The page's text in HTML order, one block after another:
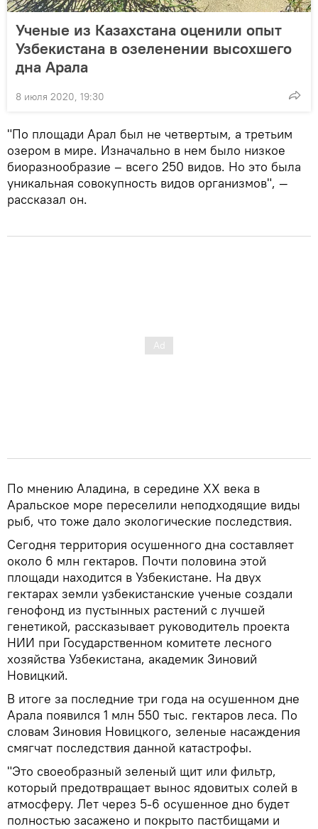
Ученые из Казахстана оценили опыт
Узбекистана в озеленении высохшего
дна Арала
8 июля 2020, 19:30
"По площади Арал был не четвертым, а третьим
озером в мире. Изначально в нем было низкое
биоразнообразие – всего 250 видов. Но это была
уникальная совокупность видов организмов", —
рассказал он.
По мнению Аладина, в середине ХХ века в
Аральское море переселили неподходящие виды
рыб, что тоже дало экологические последствия.
Сегодня территория осушенного дна составляет
около 6 млн гектаров. Почти половина этой
площади находится в Узбекистане. На двух
гектарах земли узбекистанские ученые создали
генофонд из пустынных растений с лучшей
генетикой, рассказывает руководитель проекта
НИИ при Государственном комитете лесного
хозяйства Узбекистана, академик Зиновий
Новицкий.
В итоге за последние три года на осушенном дне
Арала появился 1 млн 550 тыс. гектаров леса. По
словам Зиновия Новицкого, зеленые насаждения
смягчат последствия данной катастрофы.
"Это своеобразный зеленый щит или фильтр,
который предотвращает вынос ядовитых солей в
атмосферу. Лет через 5-6 осушенное дно будет
полностью засажено и покрыто пастбищами и